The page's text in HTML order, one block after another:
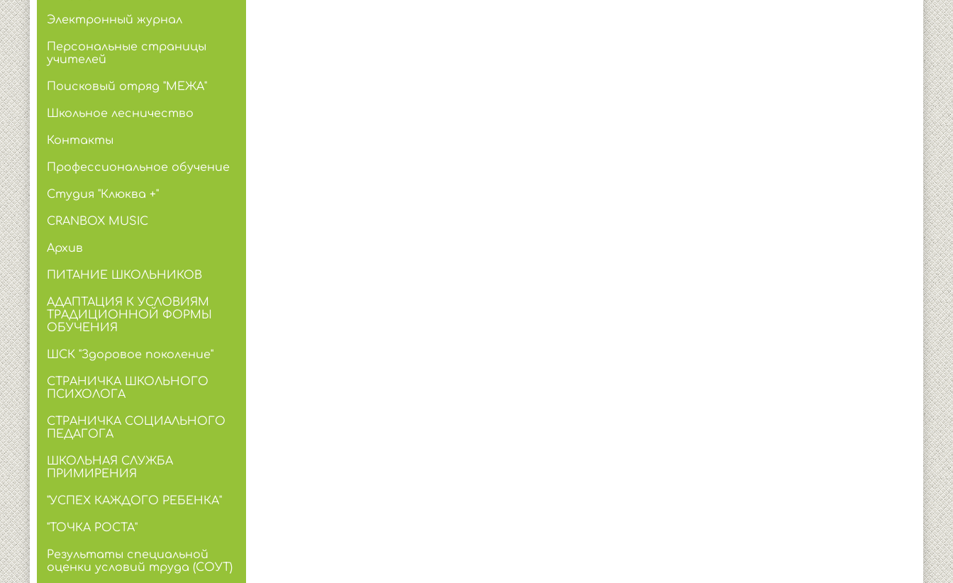
Электронный журнал
Персональные страницы
учителей
Поисковый отряд "МЕЖА"
Школьное лесничество
Контакты
Профессиональное обучение
Студия "Клюква +"
CRANBOX MUSIC
Архив
ПИТАНИЕ ШКОЛЬНИКОВ
АДАПТАЦИЯ К УСЛОВИЯМ
ТРАДИЦИОННОЙ ФОРМЫ
ОБУЧЕНИЯ
ШСК "Здоровое поколение"
СТРАНИЧКА ШКОЛЬНОГО
ПСИХОЛОГА
СТРАНИЧКА СОЦИАЛЬНОГО
ПЕДАГОГА
ШКОЛЬНАЯ СЛУЖБА
ПРИМИРЕНИЯ
"УСПЕХ КАЖДОГО РЕБЕНКА"
"ТОЧКА РОСТА"
Результаты специальной
оценки условий труда (СОУТ)